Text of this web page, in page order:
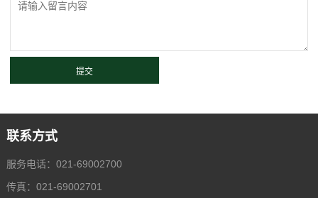
联系方式
服务电话：021-69002700
传真：021-69002701